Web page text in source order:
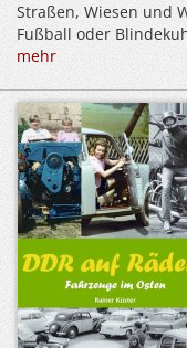
Straßen, Wiesen und
Fußball oder
mehr